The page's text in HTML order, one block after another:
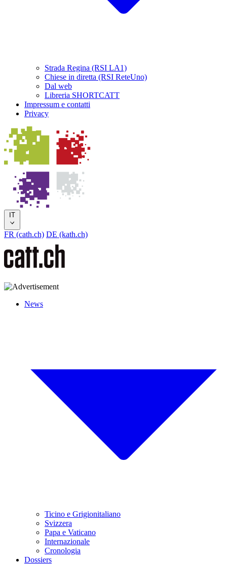
Strada Regina (RSI LA1)
Chiese in diretta (RSI ReteUno)
Dal web
Libreria SHORTCATT
Impressum e contatti
Privacy
IT
FR (cath.ch) DE (kath.ch)
News
Ticino e Grigionitaliano
Svizzera
Papa e Vaticano
Internazionale
Cronologia
Dossiers